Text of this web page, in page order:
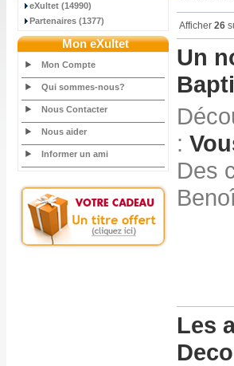
eXultet (14990)
Partenaires (1377)
Mon eXultet
Mon Compte
Qui sommes-nous?
Nous Contacter
Nous aider
Informer un ami
Afficher 26
Un
:
Des
Les